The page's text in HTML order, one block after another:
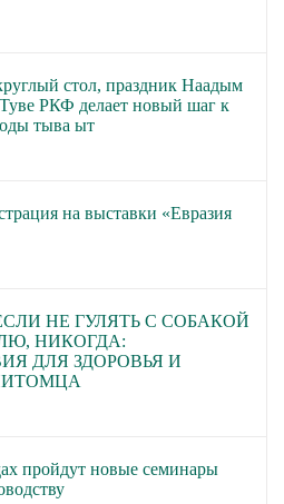
стол, праздник Наадым
РКФ делает новый шаг к
тыва ыт
на выставки «Евразия
НЕ ГУЛЯТЬ С СОБАКОЙ
НИКОГДА:
ДЛЯ ЗДОРОВЬЯ И
пройдут новые семинары